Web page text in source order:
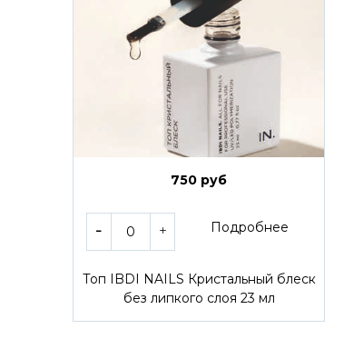
750 руб
Подробнее
Топ IBDI NAILS Кристальный блеск
без липкого слоя 23 мл